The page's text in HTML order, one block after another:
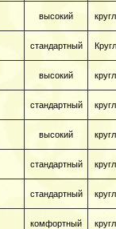
высокий
стандартный
высокий
стандартный
высокий
стандартный
стандартный
комфортный